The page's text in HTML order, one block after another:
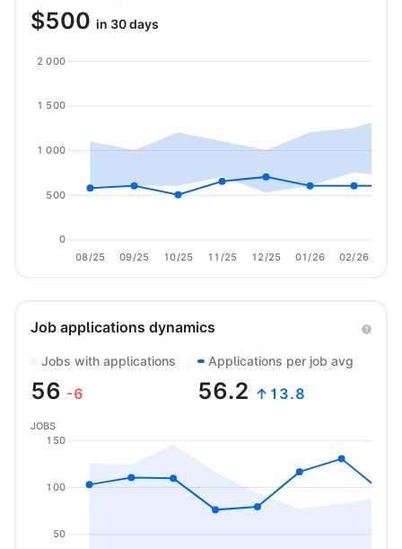
$500 in 30 days
08/25 09/25 10/25 11/25 12/25 01/26 02/26
0
500
1 000
1 500
2 000
Job applications dynamics
Jobs with applications
56 -6
Applications per job avg
56.2 ↑13.8
50
100
150
JOBS